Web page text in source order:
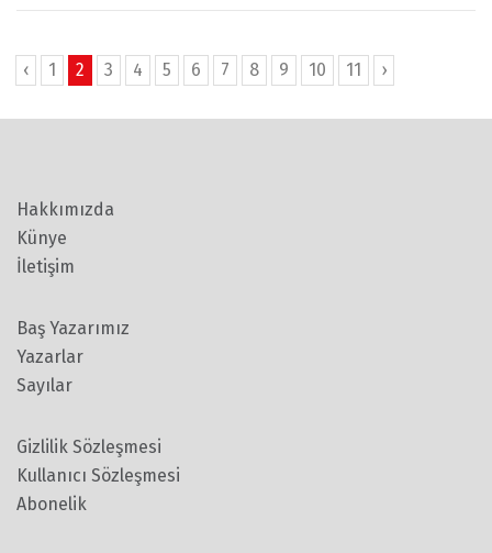
‹ 1 2 3 4 5 6 7 8 9 10 11 ›
Hakkımızda
Künye
İletişim
Baş Yazarımız
Yazarlar
Sayılar
Gizlilik Sözleşmesi
Kullanıcı Sözleşmesi
Abonelik